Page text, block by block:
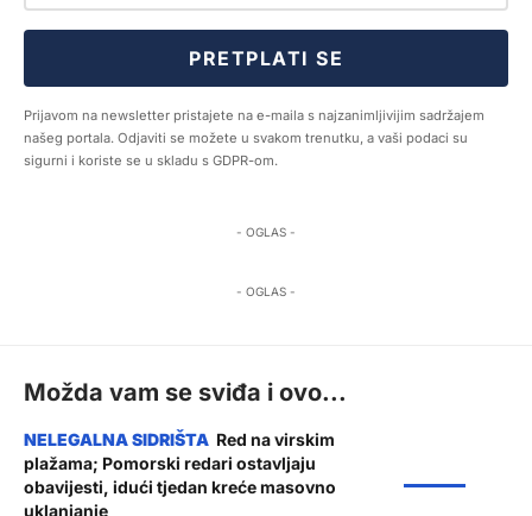
PRETPLATI SE
Prijavom na newsletter pristajete na e-maila s najzanimljivijim sadržajem
našeg portala. Odjaviti se možete u svakom trenutku, a vaši podaci su
sigurni i koriste se u skladu s GDPR-om.
- OGLAS -
- OGLAS -
Možda vam se sviđa i ovo...
Red na virskim
plažama; Pomorski redari ostavljaju
obavijesti, idući tjedan kreće masovno
uklanjanje